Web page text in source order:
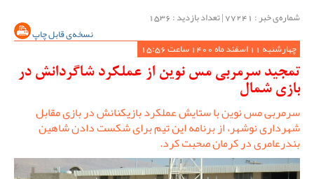
شماره‌ی خبر : ‌77241 | تعداد بازدید : 1536
نسخه‌ی قابل چاپ
چهارشنبه 11 اسفند ماه 1400 ساعت 15:56
تمجید سرمربی مس نوین از عملکرد شاگردانش در
بازی شمال
سرمربی مس نوین با ستایش عملکرد بازیکنانش در بازی مقابل
شهرداری نوشهر، از برنامه این تیم برای شکست دادن شاهین
بندرعامری در کرمان صحبت کرد.